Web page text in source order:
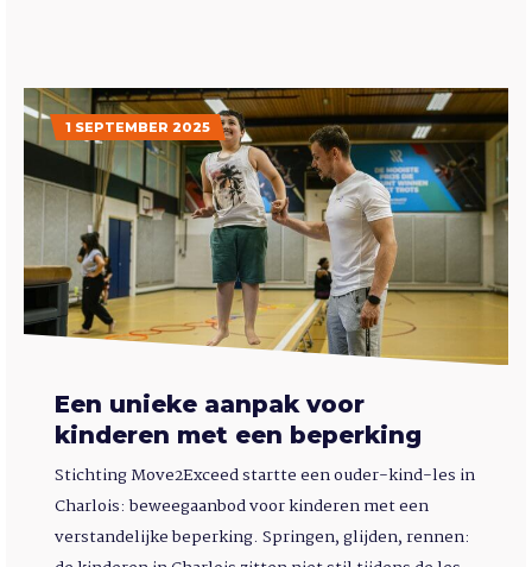
1 SEPTEMBER 2025
Een unieke aanpak voor
kinderen met een beperking
Stichting Move2Exceed startte een ouder-kind-les in
Charlois: beweegaanbod voor kinderen met een
verstandelijke beperking. Springen, glijden, rennen: